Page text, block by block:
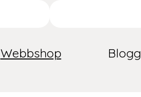
Webbshop Blogg